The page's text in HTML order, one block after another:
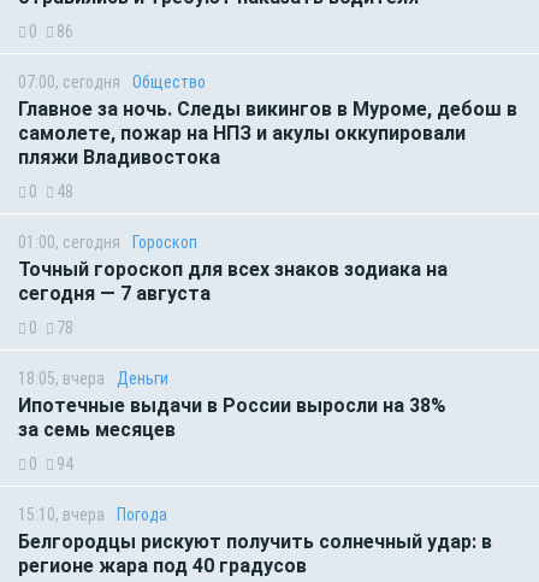
0 86
07:00, сегодня Общество
Главное за ночь. Следы викингов в Муроме, дебош в
самолете, пожар на НПЗ и акулы оккупировали
пляжи Владивостока
0 48
01:00, сегодня Гороскоп
Точный гороскоп для всех знаков зодиака на
сегодня — 7 августа
0 78
18:05, вчера Деньги
Ипотечные выдачи в России выросли на 38%
за семь месяцев
0 94
15:10, вчера Погода
Белгородцы рискуют получить солнечный удар: в
регионе жара под 40 градусов